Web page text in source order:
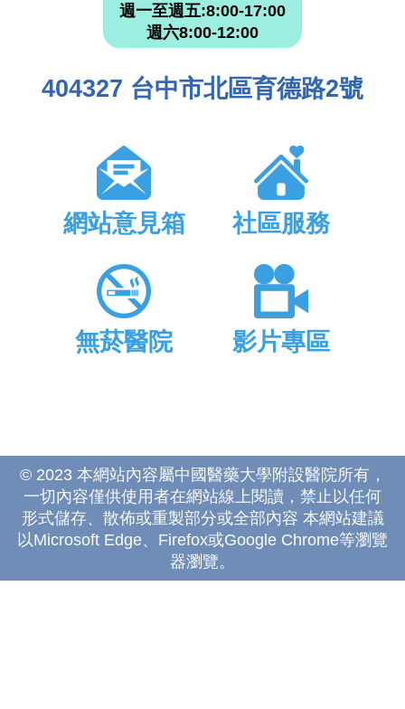
週一至週五:8:00-17:00
週六8:00-12:00
404327 台中市北區育德路2號
網站意見箱 社區服務
無菸醫院 影片專區
© 2023 本網站內容屬中國醫藥大學附設醫院所有，
一切內容僅供使用者在網站線上閱讀，禁止以任何
形式儲存、散佈或重製部分或全部內容 本網站建議
以Microsoft Edge、Firefox或Google Chrome等瀏覽
器瀏覽。